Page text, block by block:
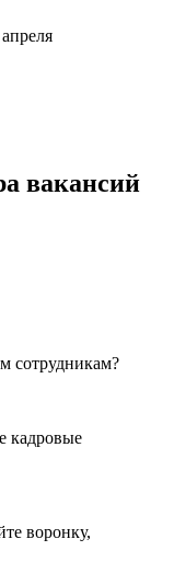
вакансий
сотрудникам?
кадровые
воронку,